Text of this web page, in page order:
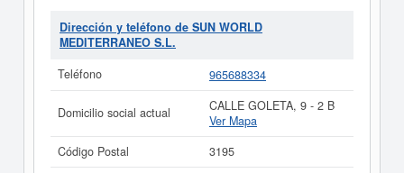
Dirección y teléfono de SUN WORLD
MEDITERRANEO S.L.
Teléfono
965688334
Domicilio social actual
CALLE GOLETA, 9 - 2 B
Ver Mapa
Código Postal
3195